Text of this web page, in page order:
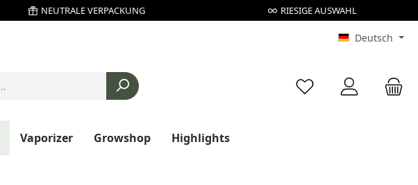
NEUTRALE VERPACKUNG RIESIGE AUSWAHL
Deutsch
Du hast 0 Produkte
Vaporizer Growshop Highlights